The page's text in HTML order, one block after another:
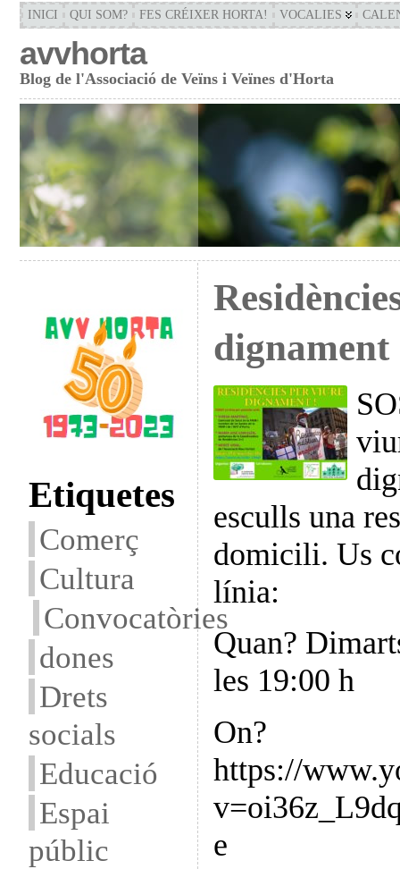
INICI QUI SOM? FES CRÉIXER HORTA! VOCALIES
avvhorta
Blog de l'Associació de Veïns i Veïnes d'Horta
Etiquetes
Comerç
Cultura
Convocatòries
dones
Drets
socials
Educació
Espai
públic
dignament
esculls una
domicili. Us
línia:
Quan?
les 19:00 h
On?
https://
e